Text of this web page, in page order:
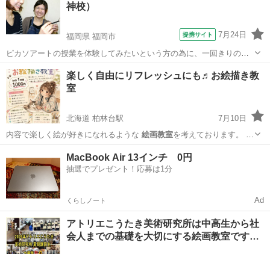
神校）
福岡県 福岡市 提携サイト 7月24日
ピカソアートの授業を体験してみたいという方の為に、一回きりのデ
ッサン体験授業を行います。本格的な鉛筆デッサンの描き方でモチー
フを完成させます。体験された方には通常授業の入会特典もアリ！
福岡 福岡市 デッサン
楽しく自由にリフレッシュにも♬お絵描き教
室
北海道 柏林台駅
7月10日
内容で楽しく絵が好きになれるような 絵画教室を考えております。 ま
ずはお気軽に…
お絵描き
MacBook Air 13インチ 0円
抽選でプレゼント！応募は1分
くらしノート Ad
アトリエこうたき美術研究所は中高生から社
会人までの基礎を大切にする絵画教室です…